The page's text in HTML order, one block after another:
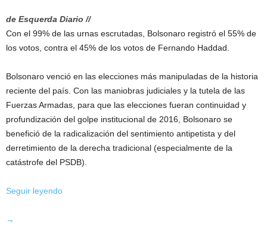
de Esquerda Diario //
Con el 99% de las urnas escrutadas, Bolsonaro registró el 55% de
los votos, contra el 45% de los votos de Fernando Haddad.
Bolsonaro venció en las elecciones más manipuladas de la historia
reciente del país. Con las maniobras judiciales y la tutela de las
Fuerzas Armadas, para que las elecciones fueran continuidad y
profundización del golpe institucional de 2016, Bolsonaro se
benefició de la radicalización del sentimiento antipetista y del
derretimiento de la derecha tradicional (especialmente de la
catástrofe del PSDB).
Seguir leyendo
Bolsonaro
→